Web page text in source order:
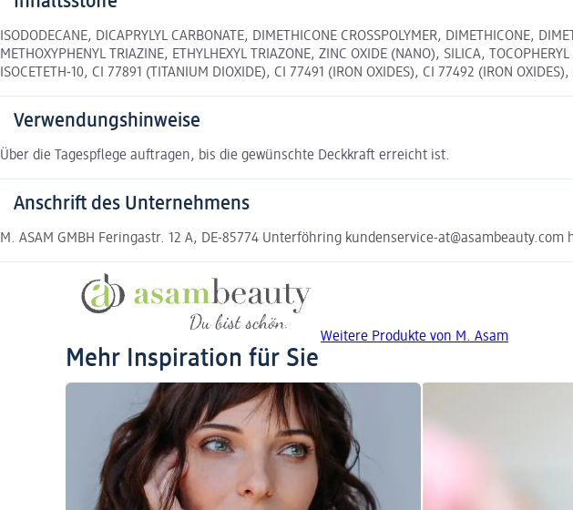
ISODODECANE, DICAPRYLYL CARBONATE, DIMETHICONE CROSSPOLYMER, DIMETHICONE,
METHOXYPHENYL TRIAZINE, ETHYLHEXYL TRIAZONE, ZINC OXIDE (NANO), SILICA,
ISOCETETH-10, CI 77891 (TITANIUM DIOXIDE), CI 77491 (IRON OXIDES), CI 77492 (IRON
Verwendungshinweise
Über die Tagespflege auftragen, bis die gewünschte Deckkraft erreicht ist.
Anschrift des Unternehmens
M. ASAM GMBH Feringastr. 12 A, DE-85774 Unterföhring kundenservice-
Weitere Produkte von M. Asam
Mehr Inspiration für Sie